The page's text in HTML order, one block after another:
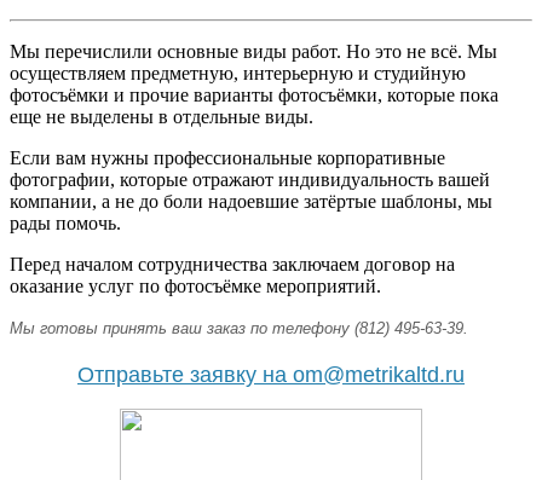
Мы перечислили основные виды работ. Но это не всё. Мы
осуществляем предметную, интерьерную и студийную
фотосъёмки и прочие варианты фотосъёмки, которые пока
еще не выделены в отдельные виды.
Если вам нужны профессиональные корпоративные
фотографии, которые отражают индивидуальность вашей
компании, а не до боли надоевшие затёртые шаблоны, мы
рады помочь.
Перед началом сотрудничества заключаем договор на
оказание услуг по фотосъёмке мероприятий.
Мы готовы принять ваш заказ по телефону (812) 495-63-39.
Отправьте заявку на om@metrikaltd.ru